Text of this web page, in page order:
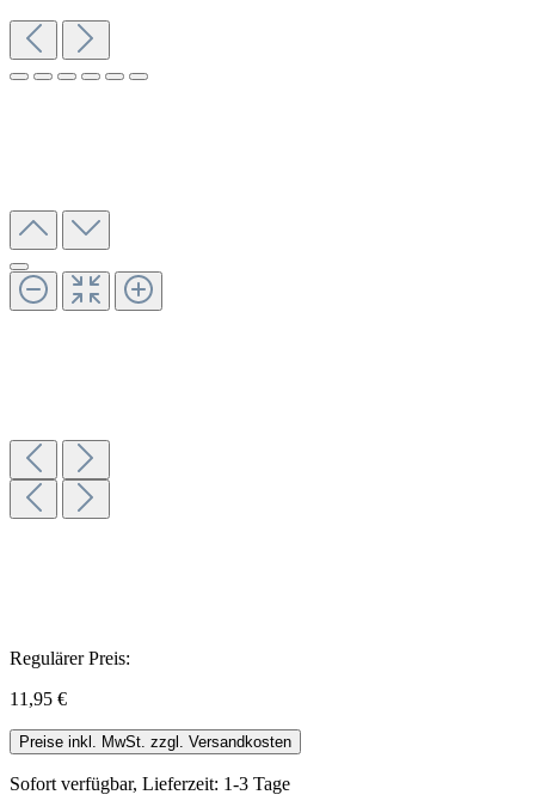
Regulärer Preis:
11,95 €
Preise inkl. MwSt. zzgl. Versandkosten
Sofort verfügbar, Lieferzeit: 1-3 Tage